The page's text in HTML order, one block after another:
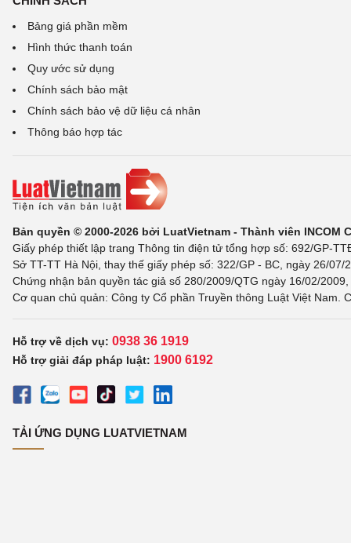
Bảng giá phần mềm
Hình thức thanh toán
Quy ước sử dụng
Chính sách bảo mật
Chính sách bảo vệ dữ liệu cá nhân
Thông báo hợp tác
Bản quyền © 2000-2026 bởi LuatVietnam - Thành viên INCOM
Giấy phép thiết lập trang Thông tin điện tử tổng hợp số: 692/GP-
Sở TT-TT Hà Nội, thay thế giấy phép số: 322/GP - BC, ngày 26/
Chứng nhận bản quyền tác giả số 280/2009/QTG ngày 16/02/
Cơ quan chủ quản: Công ty Cổ phần Truyền thông Luật Việt Nam.
Hỗ trợ về dịch vụ: 0938 36 1919
Hỗ trợ giải đáp pháp luật: 1900 6192
TẢI ỨNG DỤNG LUATVIETNAM